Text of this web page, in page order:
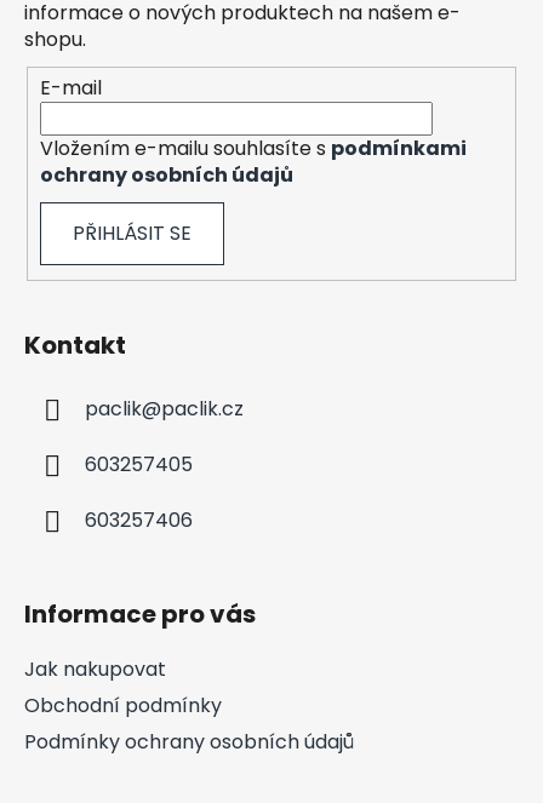
informace o nových produktech na našem e-
shopu.
E-mail
Vložením e-mailu souhlasíte s podmínkami
ochrany osobních údajů
PŘIHLÁSIT SE
Kontakt
paclik@paclik.cz
603257405
603257406
Informace pro vás
Jak nakupovat
Obchodní podmínky
Podmínky ochrany osobních údajů